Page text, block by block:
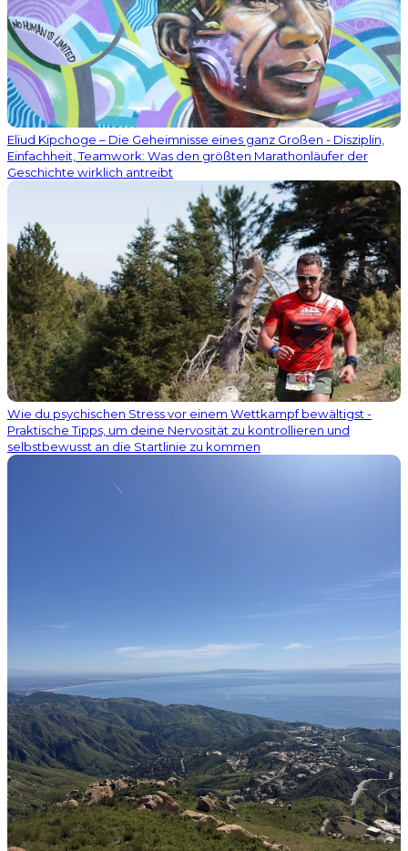
Eliud Kipchoge – Die Geheimnisse eines ganz Großen - Disziplin,
Einfachheit, Teamwork: Was den größten Marathonläufer der
Geschichte wirklich antreibt
Wie du psychischen Stress vor einem Wettkampf bewältigst -
Praktische Tipps, um deine Nervosität zu kontrollieren und
selbstbewusst an die Startlinie zu kommen